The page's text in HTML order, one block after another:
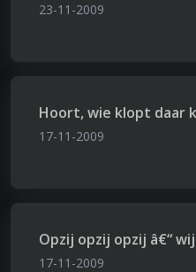
23-11-2009
Hoort, wie klopt daar
17-11-2009
Opzij opzij opzij â€“
17-11-2009